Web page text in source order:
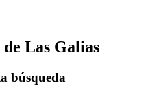
Las Galias
búsqueda